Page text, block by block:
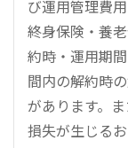
び運用管理費
終身保険・養
約時・運用期
間内の解約時
があります。
損失が生じる